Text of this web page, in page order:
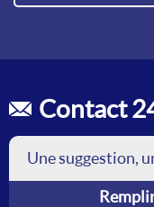
Contact
Une suggestion,